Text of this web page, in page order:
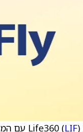
LIF) עם המלצת קנייה ו-94 דולר